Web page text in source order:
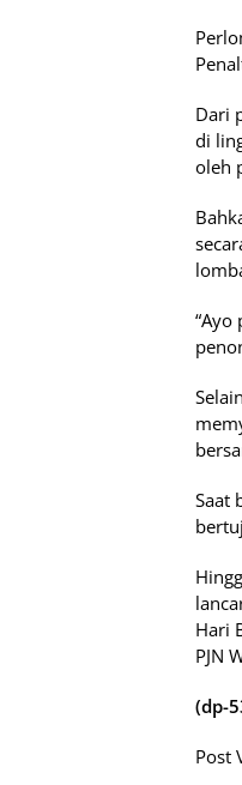
Dari
di
oleh
“Ayo
Saat
Hari
PJN
(dp-
Post